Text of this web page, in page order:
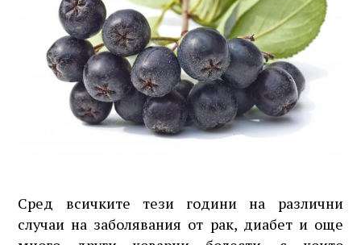
Сред всичките тези години на различни
случаи на заболявания от рак, диабет и още